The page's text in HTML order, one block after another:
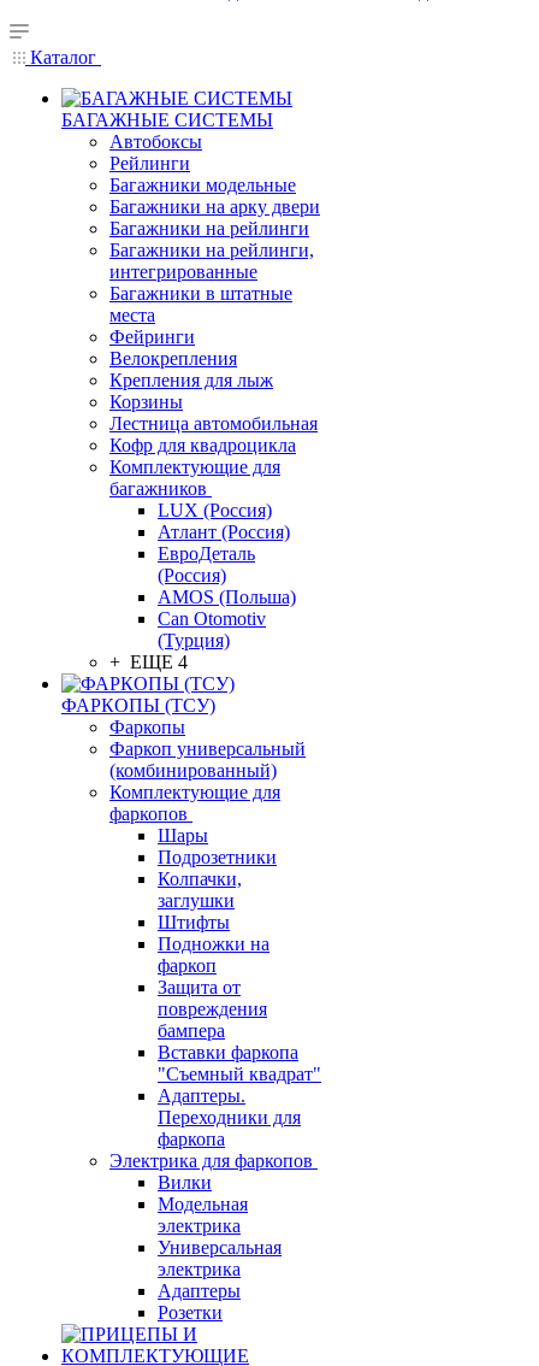
Каталог
БАГАЖНЫЕ СИСТЕМЫ
Автобоксы
Рейлинги
Багажники модельные
Багажники на арку двери
Багажники на рейлинги
Багажники на рейлинги,
интегрированные
Багажники в штатные
места
Фейринги
Велокрепления
Крепления для лыж
Корзины
Лестница автомобильная
Кофр для квадроцикла
Комплектующие для
багажников
LUX (Россия)
Атлант (Россия)
ЕвроДеталь
(Россия)
AMOS (Польша)
Can Otomotiv
(Турция)
+ ЕЩЕ 4
ФАРКОПЫ (ТСУ)
Фаркопы
Фаркоп универсальный
(комбинированный)
Комплектующие для
фаркопов
Шары
Подрозетники
Колпачки,
заглушки
Штифты
Подножки на
фаркоп
Защита от
повреждения
бампера
Вставки фаркопа
"Съемный квадрат"
Адаптеры.
Переходники для
фаркопа
Электрика для фаркопов
Вилки
Модельная
электрика
Универсальная
электрика
Адаптеры
Розетки